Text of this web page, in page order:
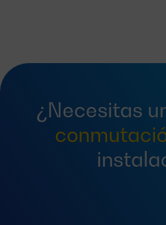
¿Necesitas